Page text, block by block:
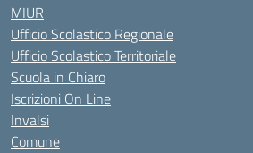
MIUR
Ufficio Scolastico Regionale
Ufficio Scolastico Territoriale
Scuola in Chiaro
Iscrizioni On Line
Invalsi
Comune